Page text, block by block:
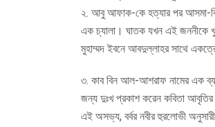
২. আবু আফাক-কে হত্যার পর আসমা-
এক চ্যালা। ঘাতক যখন এই জননীকে
মুহাম্মদ ইবনে আবদুল্লাহর সাথে
৩. কাব বিন আল-আশরাফ নামের এক
জন্য দুঃখ প্রকাশ করেন কবিতা আবৃতির
এই অসভ্য, বর্বর নবীর হুরলোভী